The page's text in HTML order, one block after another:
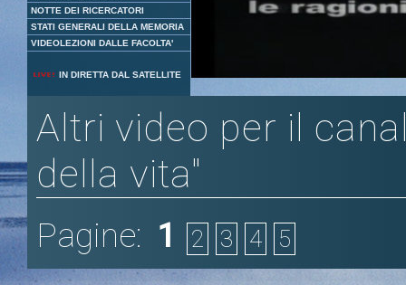
NOTTE DEI RICERCATORI
STATI GENERALI DELLA MEMORIA
VIDEOLEZIONI DALLE FACOLTA'
IN DIRETTA DAL SATELLITE
2.92%
Altri video per il
della vita"
Pagine: 1 2 3 4 5